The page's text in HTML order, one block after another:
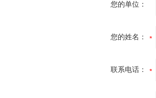
您的单位：
您的姓名：
联系电话：